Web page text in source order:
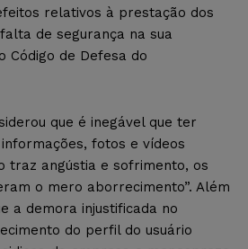
relativos à prestação dos
de segurança na sua
Código de Defesa do
que é inegável que ter
fotos e vídeos
traz angústia e sofrimento, os
o mero aborrecimento”. Além
a demora injustificada no
do perfil do usuário